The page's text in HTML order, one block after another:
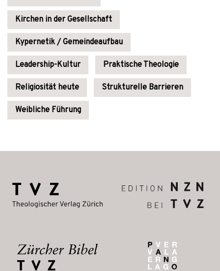
Kirchen in der Gesellschaft
Kypernetik / Gemeindeaufbau
Leadership-Kultur Praktische Theologie
Religiosität heute Strukturelle Barrieren
Weibliche Führung